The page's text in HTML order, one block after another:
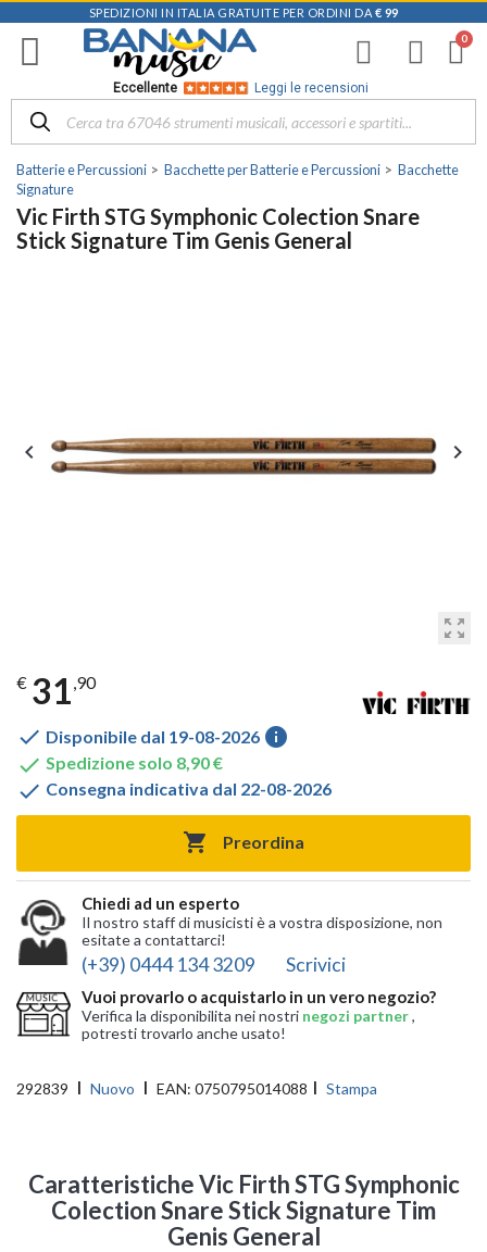
SPEDIZIONI IN ITALIA GRATUITE PER ORDINI DA € 99
Eccellente Leggi le recensioni
Batterie e Percussioni Bacchette per Batterie e Percussioni
Bacchette
Signature
Vic Firth STG Symphonic Colection Snare
Stick Signature Tim Genis General
zoom_out_map
 
€ 31,90
 Disponibile dal 19-08-2026 info
 Spedizione solo 8,90 €
 Consegna indicativa dal 22-08-2026
 Preordina
Chiedi ad un esperto
Il nostro staff di musicisti è a vostra disposizione, non
esitate a contattarci!
(+39) 0444 134 3209 Scrivici
Vuoi provarlo o acquistarlo in un vero negozio?
Verifica la disponibilita nei nostri negozi partner,
potresti trovarlo anche usato!
292839 Nuovo EAN: 0750795014088 Stampa
Caratteristiche Vic Firth STG Symphonic
Colection Snare Stick Signature Tim
Genis General